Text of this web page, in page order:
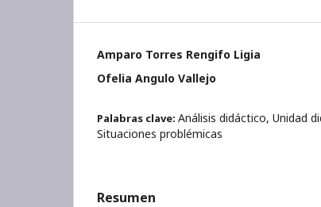
Amparo Torres Rengifo Ligia
Ofelia Angulo Vallejo
Palabras clave: Análisis didáctico, Unidad
Situaciones problémicas
Resumen